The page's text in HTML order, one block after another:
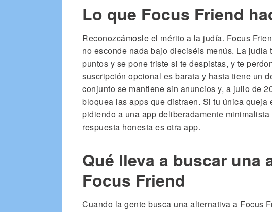
Lo que Focus Friend
Reconozcámosle el mérito a la judía. Focus
no esconde nada bajo dieciséis menús. La
puntos y se pone triste si te despistas, y te
suscripción opcional es barata y hasta tiene un
conjunto se mantiene sin anuncios y, a julio de
bloquea las apps que distraen. Si tu única queja
pidiendo a una app deliberadamente
respuesta honesta es otra app.
Qué lleva a buscar una
Focus Friend
Cuando la gente busca una alternativa a Focus